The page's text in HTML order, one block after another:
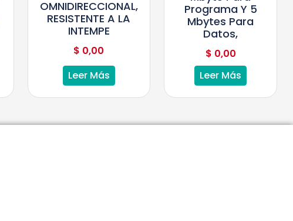
OMNIDIRECCIONAL,
RESISTENTE A LA
INTEMPE
$ 0,00
Leer Más
Programa Y 5
Mbytes Para
Datos,
$ 0,00
Leer Más